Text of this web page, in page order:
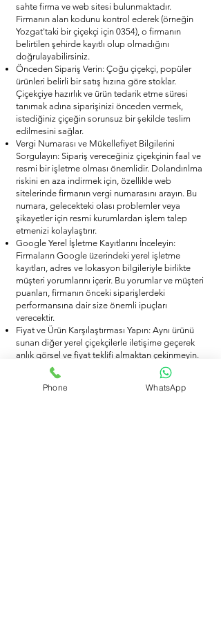
sahte firma ve web sitesi bulunmaktadır.
Firmanın alan kodunu kontrol ederek (örneğin
Yozgat'taki bir çiçekçi için 0354), o firmanın
belirtilen şehirde kayıtlı olup olmadığını
doğrulayabilirsiniz.
Önceden Sipariş Verin: Çoğu çiçekçi, popüler
ürünleri belirli bir satış hızına göre stoklar.
Çiçekçiye hazırlık ve ürün tedarik etme süresi
tanımak adına siparişinizi önceden vermek,
istediğiniz çiçeğin sorunsuz bir şekilde teslim
edilmesini sağlar.
Vergi Numarası ve Mükellefiyet Bilgilerini
Sorgulayın: Sipariş vereceğiniz çiçekçinin faal ve
resmi bir işletme olması önemlidir. Dolandırılma
riskini en aza indirmek için, özellikle web
sitelerinde firmanın vergi numarasını arayın. Bu
numara, gelecekteki olası problemler veya
şikayetler için resmi kurumlardan işlem talep
etmenizi kolaylaştırır.
Google Yerel İşletme Kayıtlarını İnceleyin:
Firmaların Google üzerindeki yerel işletme
kayıtları, adres ve lokasyon bilgileriyle birlikte
müşteri yorumlarını içerir. Bu yorumlar ve müşteri
puanları, firmanın önceki siparişlerdeki
performansına dair size önemli ipuçları
verecektir.
Fiyat ve Ürün Karşılaştırması Yapın: Aynı ürünü
sunan diğer yerel çiçekçilerle iletişime geçerek
anlık görsel ve fiyat teklifi almaktan çekinmeyin.
Bu sayede, aynı kalitedeki ürünü daha uygun
fiyata temin etme şansınız olabilir.
Phone WhatsApp